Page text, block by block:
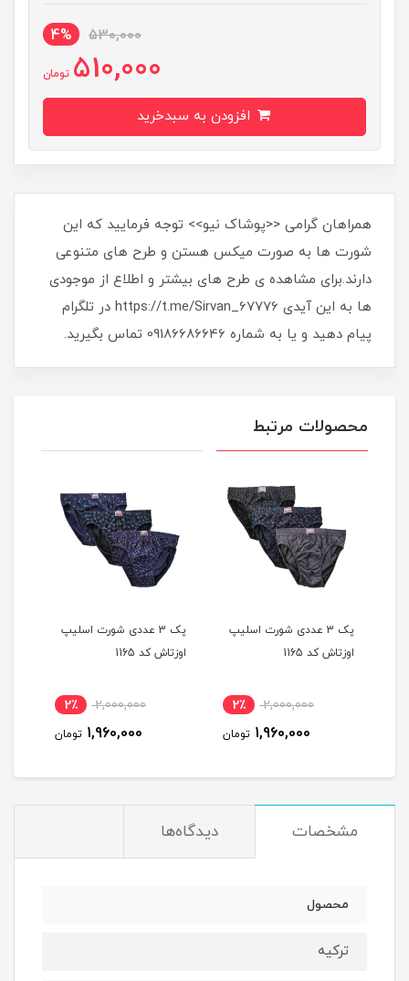
530,000
4%
510,000 تومان
همراهان گرامی <<پوشاک نیو>> توجه فرمایید که این
شورت ها به صورت میکس هستن و طرح های متنوعی
دارند.برای مشاهده ی طرح های بیشتر و اطلاع از موجودی
ها به این آیدی https://t.me/Sirvan_67776 در تلگرام
پیام دهید و یا به شماره 09186686646 تماس بگیرید.
محصولات مرتبط
پک 3 عددی شورت اسلیپ
اوزتاش کد 1165
2,000,000 2٪
1,960,000 تومان
پک 3 عددی شورت اسلیپ
اوزتاش کد 1165
2,000,000 2٪
1,960,000 تومان
مشخصات دیدگاه‌ها
محصول
ترکیه